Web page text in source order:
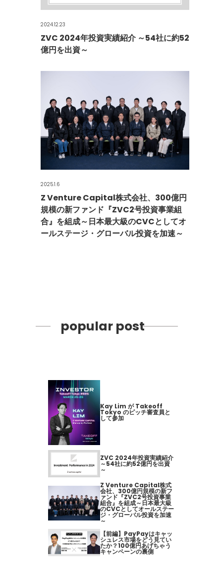
2024.12.23
ZVC 2024年投資実績紹介 ～54社に約52
億円を出資～
2025.1.6
Z Venture Capital株式会社、300億円
規模の新ファンド『ZVC2号投資事業組
合』を組成～日本最大級のCVCとしてオ
ールステージ・グローバル投資を加速～
popular post
Kay Lim が Takeoff
Tokyo のピッチ審査員と
して参加
ZVC 2024年投資実績紹介
～54社に約52億円を出資
～
Z Venture Capital株式
会社、300億円規模の新フ
ァンド『ZVC2号投資事業
組合』を組成～日本最大級
のCVCとしてオールステー
ジ・グローバル投資を加速
～
【前編】PayPayはキャッ
シュレス市場をどう見てい
たか？100億円あげちゃう
キャンペーンの裏側